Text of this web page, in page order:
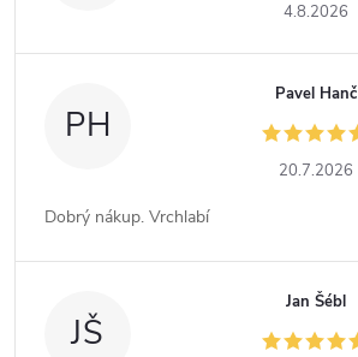
4.8.2026
PH
Pavel Hanč
20.7.2026
Dobrý nákup. Vrchlabí
JŠ
Jan Šébl